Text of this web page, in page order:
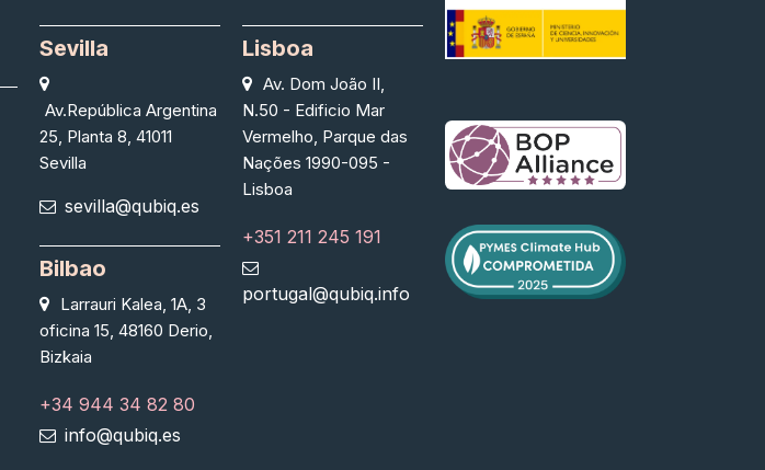
Sevilla
Av.República Argentina
25, Planta 8, 41011
Sevilla
sevilla@qubiq.es
Bilbao
Larrauri Kalea, 1A, 3
oficina 15, 48160 Derio,
Bizkaia
+34 944 34 82 80
info@qubiq.es
Lisboa
Av. Dom João II,
N.50 - Edificio Mar
Vermelho, Parque das
Nações 1990-095 -
Lisboa
+351 211 245 191
portugal@qubiq.info